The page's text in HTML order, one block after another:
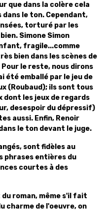
que dans la colère cela
le ton. Cependant,
torturé par les
Simone Simon
fragile...comme
bien dans les scènes de
le reste, nous dirons
été emballé par le jeu de
(Roubaud); ils sont tous
les jeux de regards
desespoir du dépressif)
aussi. Enfin, Renoir
le ton devant le juge.
sont fidèles au
phrases entières du
courtes à des
roman, même s'il fait
charme de l'oeuvre, on